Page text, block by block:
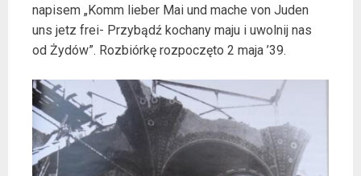
napisem „Komm lieber Mai und mache von Juden
uns jetz frei- Przybądź kochany maju i uwolnij nas
od Żydów”. Rozbiórkę rozpoczęto 2 maja ’39.